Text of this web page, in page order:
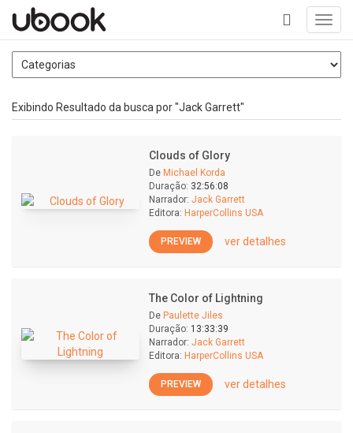
+
Exibindo Resultado da busca por "Jack Garrett"
Clouds of Glory
De Michael Korda
Duração: 32:56:08
Narrador: Jack Garrett
Editora: HarperCollins USA
PREVIEW ver detalhes
The Color of Lightning
De Paulette Jiles
Duração: 13:33:39
Narrador: Jack Garrett
Editora: HarperCollins USA
PREVIEW ver detalhes